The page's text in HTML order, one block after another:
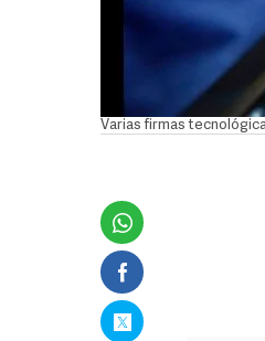
Varias firmas